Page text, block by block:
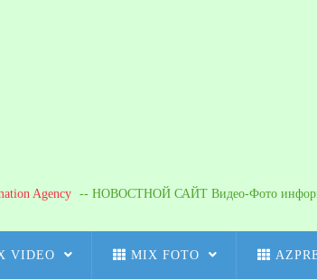
Agency -- НОВОСТНОЙ САЙТ Видео-Фото
VIDEO MIX FOTO